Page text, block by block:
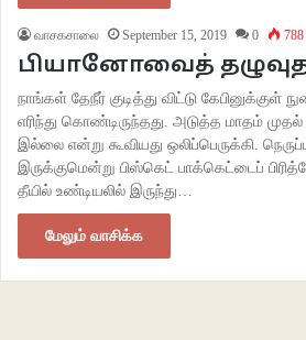
வாசகசாலை September 15, 2019 0 788
பியானோவைத்
நாங்கள் தேநீர் குடித்து விட்டு கேபினுக்குள்
எரிந்து கொண்டிருந்தது. அடுத்த மாதம்
இல்லை என்று கூவியது ஒலிப்பெருக்கி.
இருக்குமென்று பிஸ்கெட் பாக்கெட்டைப்
தீயில் உண்டியலில் இருந்து…
மேலும் வாசிக்க